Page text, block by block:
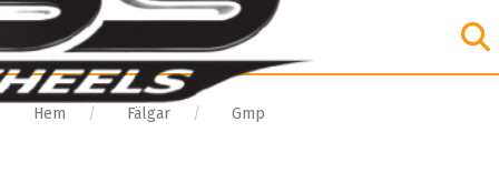
Hem Fälgar Gmp